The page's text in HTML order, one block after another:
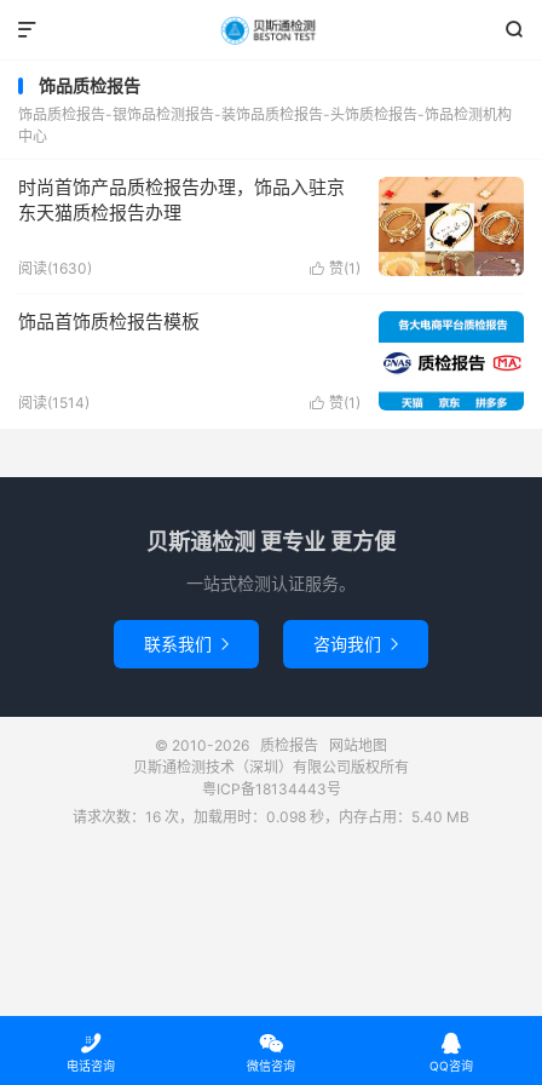


饰品质检报告
饰品质检报告-银饰品检测报告-装饰品质检报告-头饰质检报告-饰品检测机构
中心
时尚首饰产品质检报告办理，饰品入驻京
东天猫质检报告办理
 赞(1 )
阅读(1630)
饰品首饰质检报告模板
 赞(1 )
阅读(1514)
贝斯通检测 更专业 更方便
一站式检测认证服务。
联系我们  咨询我们 
© 2010-2026 质检报告
网站地图
贝斯通检测技术（深圳）有限公司版权所有
粤ICP备18134443号
请求次数：16 次，加载用时：0.098 秒，内存占用：5.40 MB

电话咨询

微信咨询

QQ咨询